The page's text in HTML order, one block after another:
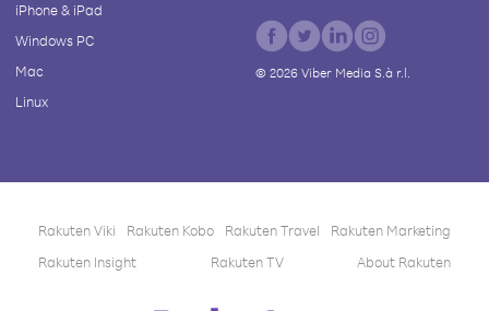
iPhone & iPad
Windows PC
Mac
Linux
© 2026Viber Media S.à r.l.
Rakuten Viki Rakuten Kobo Rakuten Travel
Rakuten Marketing
Rakuten Insight
Rakuten TV About Rakuten